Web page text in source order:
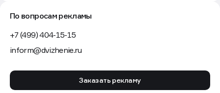
По вопросам рекламы
+7 (499) 404-15-15
inform@dvizhenie.ru
Заказать рекламу